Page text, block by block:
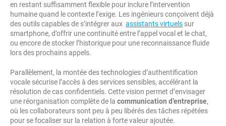
en restant suffisamment flexible pour inclure l’intervention
humaine quand le contexte l’exige. Les ingénieurs conçoivent déjà
des outils capables de s’intégrer aux assistants virtuels sur
smartphone, d’offrir une continuité entre l’appel vocal et le chat,
ou encore de stocker l’historique pour une reconnaissance fluide
lors des prochains appels.
Parallèlement, la montée des technologies d’authentification
vocale sécurise l’accès à des services sensibles, accélérant la
résolution de cas confidentiels. Cette vision permet d’envisager
une réorganisation complète de la communication d’entreprise,
où les collaborateurs sont peu à peu libérés des tâches répétées
pour se focaliser sur la relation à forte valeur ajoutée.